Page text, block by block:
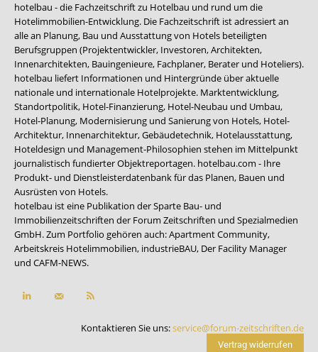
hotelbau - die Fachzeitschrift zu Hotelbau und rund um die
Hotelimmobilien-Entwicklung. Die Fachzeitschrift ist adressiert an
alle an Planung, Bau und Ausstattung von Hotels beteiligten
Berufsgruppen (Projektentwickler, Investoren, Architekten,
Innenarchitekten, Bauingenieure, Fachplaner, Berater und Hoteliers).
hotelbau liefert Informationen und Hintergründe über aktuelle
nationale und internationale Hotelprojekte. Marktentwicklung,
Standortpolitik, Hotel-Finanzierung, Hotel-Neubau und Umbau,
Hotel-Planung, Modernisierung und Sanierung von Hotels, Hotel-
Architektur, Innenarchitektur, Gebäudetechnik, Hotelausstattung,
Hoteldesign und Management-Philosophien stehen im Mittelpunkt
journalistisch fundierter Objektreportagen. hotelbau.com - Ihre
Produkt- und Dienstleisterdatenbank für das Planen, Bauen und
Ausrüsten von Hotels.
hotelbau ist eine Publikation der Sparte Bau- und
Immobilienzeitschriften der Forum Zeitschriften und Spezialmedien
GmbH. Zum Portfolio gehören auch:Apartment Community,
Arbeitskreis Hotelimmobilien, industrieBAU, Der Facility Manager
und CAFM-NEWS.
Kontaktieren Sie uns:service@forum-zeitschriften.de
Vertrag widerrufen